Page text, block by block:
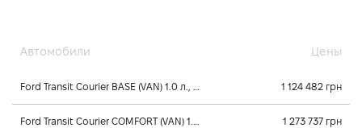
Автомобили Цены
Ford Transit Courier BASE (VAN) 1.0 л., 2026, Механика 1 124 482 грн
Ford Transit Courier COMFORT (VAN) 1.5 л., 2025, Механика 1 273 737 грн